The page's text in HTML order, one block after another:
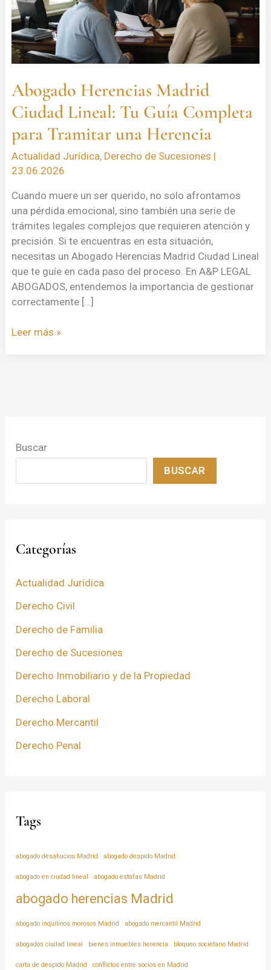
Abogado Herencias Madrid
Ciudad Lineal: Tu Guía Completa
para Tramitar una Herencia
Actualidad Jurídica, Derecho de Sucesiones |
23.06.2026
Cuando muere un ser querido, no solo afrontamos
una pérdida emocional, sino también una serie de
trámites legales complejos que requieren atención y
precisión. Si te encuentras en esta situación,
necesitas un Abogado Herencias Madrid Ciudad Lineal
que te guíe en cada paso del proceso. En A&P LEGAL
ABOGADOS, entendemos la importancia de gestionar
correctamente […]
Tu
Guía
Completa
para
una
Herencia
Leer más »
Buscar
BUSCAR
Categorías
Actualidad Jurídica
Derecho Civil
Derecho de Familia
Derecho de Sucesiones
Derecho Inmobiliario y de la Propiedad
Derecho Laboral
Derecho Mercantil
Derecho Penal
Tags
abogado desahucios Madrid abogado despido Madrid
abogado en ciudad lineal abogado estafas Madrid
abogado herencias Madrid
abogado inquilinos morosos Madrid abogado mercantil Madrid
abogados ciudad lineal bienes inmuebles herencia bloqueo societario Madrid
carta de despido Madrid conflictos entre socios en Madrid